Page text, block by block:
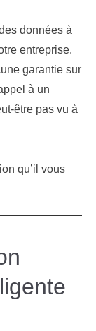
données à
entreprise.
garantie sur
à un
être pas vu à
qu’il vous